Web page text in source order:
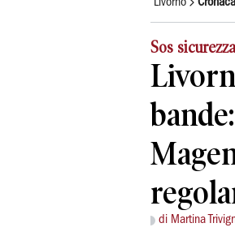
Sos sicurezza
di Martina